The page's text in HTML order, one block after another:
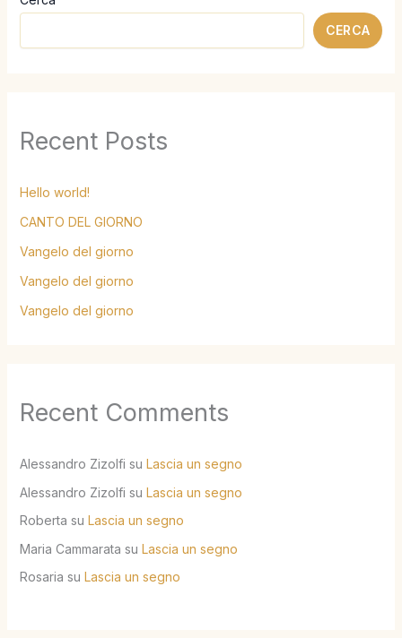
CERCA
Recent Posts
Hello world!
CANTO DEL GIORNO
Vangelo del giorno
Vangelo del giorno
Vangelo del giorno
Recent Comments
Alessandro Zizolfi su Lascia un segno
Alessandro Zizolfi su Lascia un segno
Roberta su Lascia un segno
Maria Cammarata su Lascia un segno
Rosaria su Lascia un segno